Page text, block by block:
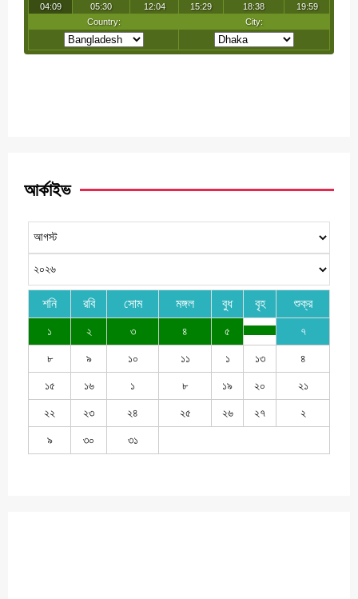
আর্কাইভ
শনি রবি সোম মঙ্গল বুধ বৃহ শুক্র
১ ২ ৩ ৪ ৫ ৭
৮ ৯ ১০ ১১ ১ ১৩ ৪
১৫ ১৬ ১ ৮ ১৯ ২০ ২১
২২ ২৩ ২৪ ২৫ ২৬ ২৭ ২
৯ ৩০ ৩১